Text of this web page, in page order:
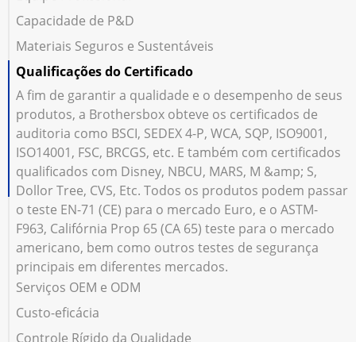
Capacidade de P&D
Materiais Seguros e Sustentáveis
Qualificações do Certificado
A fim de garantir a qualidade e o desempenho de seus
produtos, a Brothersbox obteve os certificados de
auditoria como BSCI, SEDEX 4-P, WCA, SQP, ISO9001,
ISO14001, FSC, BRCGS, etc. E também com certificados
qualificados com Disney, NBCU, MARS, M &amp; S,
Dollor Tree, CVS, Etc. Todos os produtos podem passar
o teste EN-71 (CE) para o mercado Euro, e o ASTM-
F963, Califórnia Prop 65 (CA 65) teste para o mercado
americano, bem como outros testes de segurança
principais em diferentes mercados.
Serviços OEM e ODM
Custo-eficácia
Controle Rígido da Qualidade